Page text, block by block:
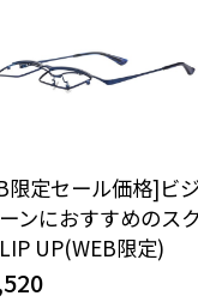
の重さ
限定セール価格]ビ
ンにおすすめのス
UP(WEB限定)